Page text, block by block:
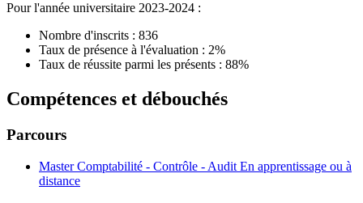
Pour l'année universitaire 2023-2024 :
Nombre d'inscrits : 836
Taux de présence à l'évaluation : 2%
Taux de réussite parmi les présents : 88%
Compétences et débouchés
Parcours
Master Comptabilité - Contrôle - Audit En apprentissage ou à
distance